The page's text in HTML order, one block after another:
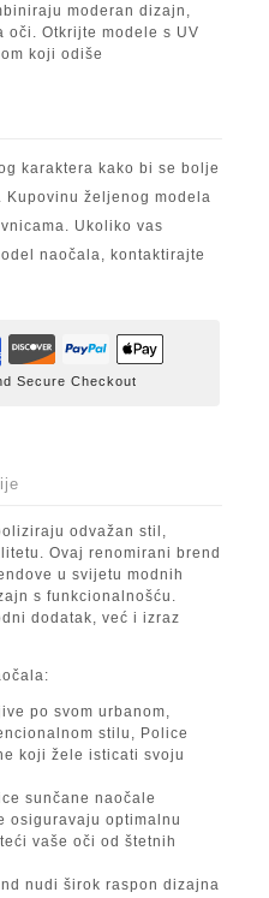
moderan dizajn,
oči. Otkrijte modele s UV
koji odiše
karaktera kako bi se bolje
Kupovinu željenog modela
Ukoliko vas
naočala, kontaktirajte
Secure Checkout
odvažan stil,
Ovaj renomirani brend
u svijetu modnih
s funkcionalnošću.
dodatak, već i izraz
po svom urbanom,
stilu, Police
koji žele isticati svoju
sunčane naočale
osiguravaju optimalnu
vaše oči od štetnih
nudi širok raspon dizajna